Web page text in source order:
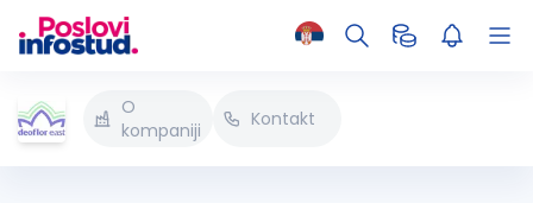
O
kompaniji
Kontakt